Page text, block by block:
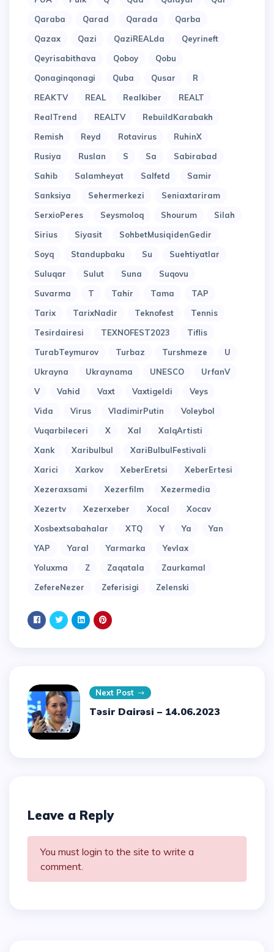
Qaraba
Qarad Qarada
Qarba
Qazax
Qazi QaziREALda
Qeyrineft
Qeyrisabithava
Qoboy
Qobu
Qonaginqonagi
Quba Qusar
R
REAKTV
REAL Realkiber
REALT
RealTrend
REALTV
RebuildKarabakh
Remish
Reyd Rotavirus
RuhinX
Rusiya
Ruslan S Sa
Sabirabad
Sahib
Salamheyat Salfetd
Samir
Sanksiya
Sehermerkezi
Seniaxtariram
SerxioPeres
Seysmoloq Shourum
Silah
Sirius
Siyasit
SohbetMusiqidenGedir
Soyq
Standupbaku Su
Suehtiyatlar
Suluqar
Sulut Suna
Suqovu
Suvarma
T Tahir Tama
TAP
Tarix
TarixNadir Teknofest
Tennis
Tesirdairesi
TEXNOFEST2023
Tiflis
TurabTeymurov
Turbaz Turshmeze
U
Ukrayna
Ukraynama UNESCO
UrfanV
V
Vahid Vaxt Vaxtigeldi
Veys
Vida
Virus VladimirPutin
Voleybol
Vuqarbileceri
X Xal
XalqArtisti
Xank
Xaribulbul
XariBulbulFestivali
Xarici
Xarkov XeberEretsi
XeberErtesi
Xezeraxsami
Xezerfilm
Xezermedia
Xezertv
Xezerxeber Xocal
Xocav
Xosbextsabahalar
XTQ Y Ya
Yan
YAP
Yaral Yarmarka
Yevlax
Yoluxma
Z Zaqatala
Zaurkamal
ZefereNezer
Zeferisigi Zelenski
Next Post
Təsir Dairəsi – 14.06.2023
Leave a Reply
You must login to the site to write a
comment.